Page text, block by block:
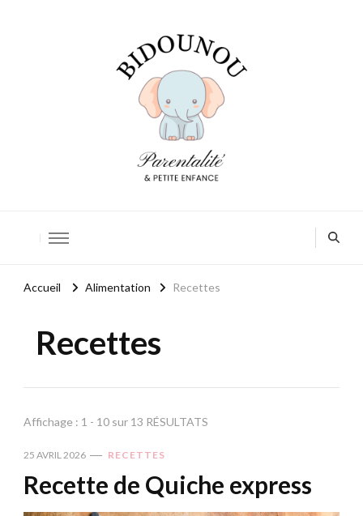
Accueil Alimentation Recettes
Recettes
Affichage : 1 - 10 sur 13 RÉSULTATS
25 AVRIL 2026 RECETTES
Recette de Quiche express